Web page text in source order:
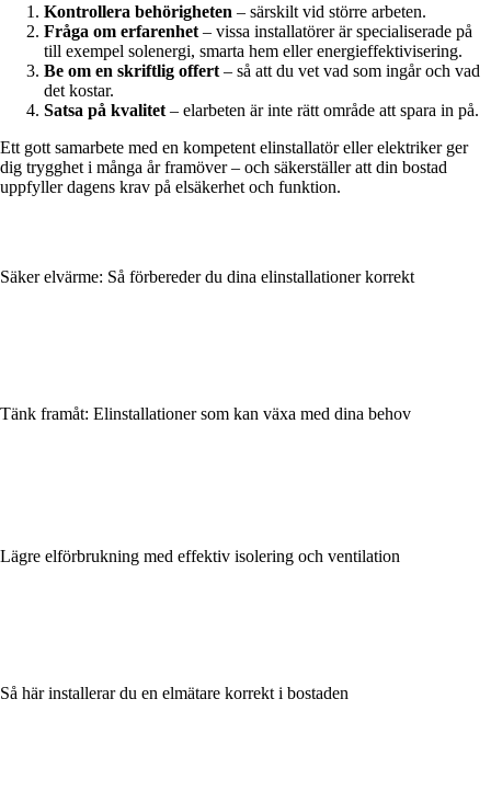
Kontrollera behörigheten – särskilt vid större arbeten.
Fråga om erfarenhet – vissa installatörer är specialiserade på
till exempel solenergi, smarta hem eller energieffektivisering.
Be om en skriftlig offert – så att du vet vad som ingår och vad
det kostar.
Satsa på kvalitet – elarbeten är inte rätt område att spara in på.
Ett gott samarbete med en kompetent elinstallatör eller elektriker ger
dig trygghet i många år framöver – och säkerställer att din bostad
uppfyller dagens krav på elsäkerhet och funktion.
Säker elvärme: Så förbereder du dina elinstallationer korrekt
Tänk framåt: Elinstallationer som kan växa med dina behov
Lägre elförbrukning med effektiv isolering och ventilation
Så här installerar du en elmätare korrekt i bostaden